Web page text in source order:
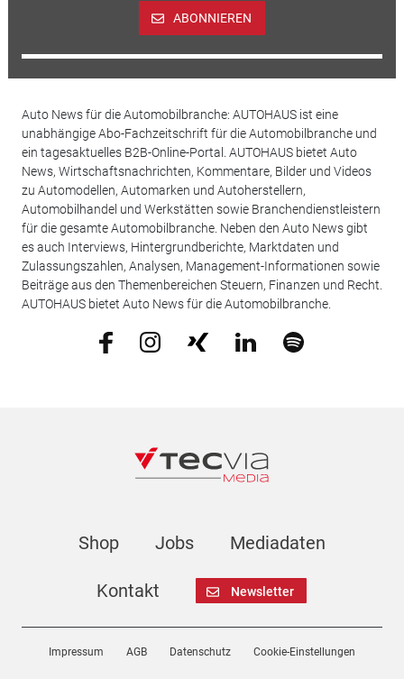
ABONNIEREN
Auto News für die Automobilbranche: AUTOHAUS ist eine
unabhängige Abo-Fachzeitschrift für die Automobilbranche und
ein tagesaktuelles B2B-Online-Portal. AUTOHAUS bietet Auto
News, Wirtschaftsnachrichten, Kommentare, Bilder und Videos
zu Automodellen, Automarken und Autoherstellern,
Automobilhandel und Werkstätten sowie Branchendienstleistern
für die gesamte Automobilbranche. Neben den Auto News gibt
es auch Interviews, Hintergrundberichte, Marktdaten und
Zulassungszahlen, Analysen, Management-Informationen sowie
Beiträge aus den Themenbereichen Steuern, Finanzen und Recht.
AUTOHAUS bietet Auto News für die Automobilbranche.
Shop Jobs Mediadaten
Kontakt Newsletter
Impressum AGB Datenschutz Cookie-Einstellungen